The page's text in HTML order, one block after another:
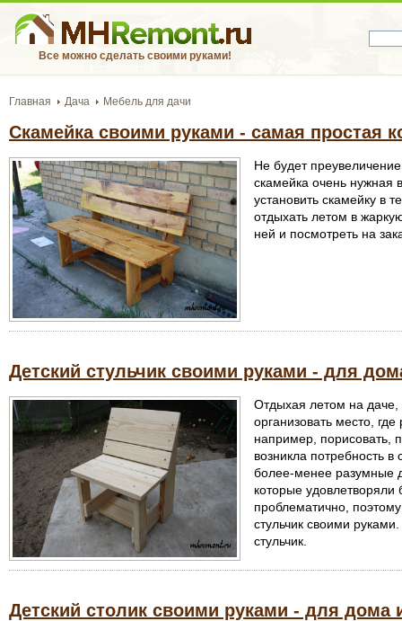
Все можно сделать своими руками!
Главная Дача Мебель для дачи
Скамейка своими руками - самая простая
Не будет
скамейка очень нужная
установить скамейку в
отдыхать летом в
ней и посмотреть на
Детский стульчик своими руками - для
Отдыхая летом на даче,
организовать место,
например, порисовать,
возникла потребность
более-менее разумные
которые удовлетворяли
проблематично,
стульчик своими
стульчик.
Детский столик своими руками - для дома